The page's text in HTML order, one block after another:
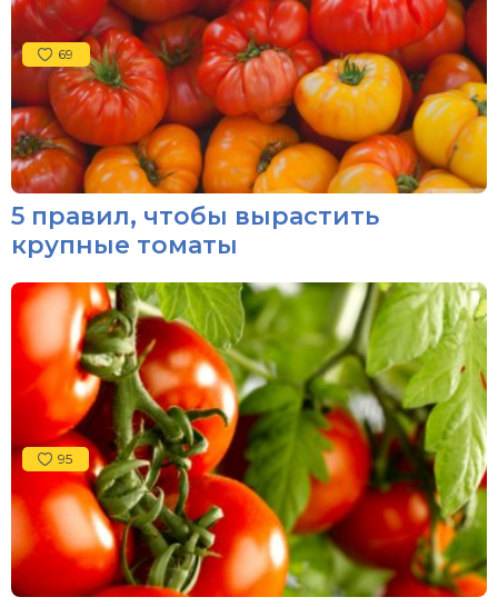
69
5 правил, чтобы вырастить
крупные томаты
95